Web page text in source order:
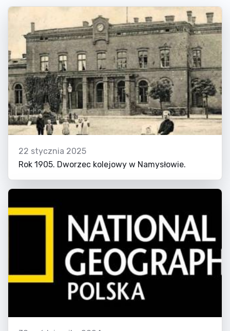
22 stycznia 2025
Rok 1905. Dworzec kolejowy w Namysłowie.